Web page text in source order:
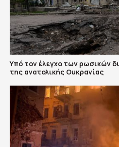
Υπό τον έλεγχο των ρωσικών
της ανατολικής Ουκρανίας